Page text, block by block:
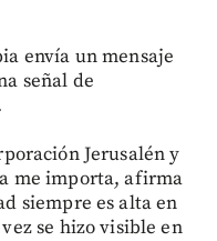
envía un mensaje
señal de
Jerusalén y
me importa, afirma
siempre es alta en
se hizo visible en